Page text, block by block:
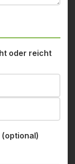
oder reicht